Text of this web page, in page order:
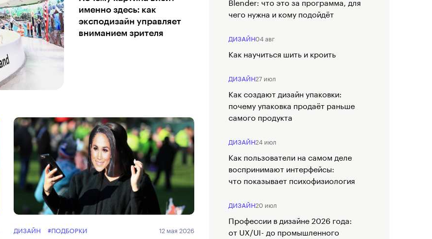
именно здесь: как
эксподизайн управляет
вниманием зрителя
ДИЗАЙН #ПОДБОРКИ 12 мая 2026
чего нужна и кому подойдёт
ДИЗАЙН04 авг
Как научиться шить и кроить
ДИЗАЙН27 июл
Как создают дизайн упаковки:
почему упаковка продаёт раньше
самого продукта
ДИЗАЙН24 июл
Как пользователи на самом деле
воспринимают интерфейсы:
что показывает психофизиология
ДИЗАЙН20 июл
Профессии в дизайне 2026 года:
от UX/UI- до промышленного